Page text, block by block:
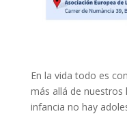
En la vida todo es
más allá de nuestros
infancia no hay